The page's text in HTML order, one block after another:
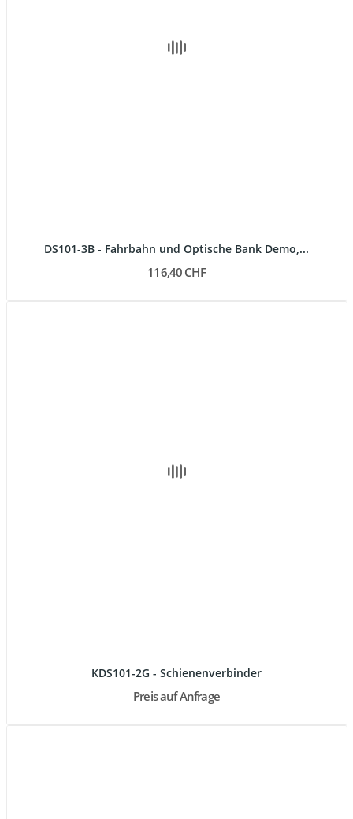
DS101-3B - Fahrbahn und Optische Bank Demo,...
116,40 CHF
KDS101-2G - Schienenverbinder
Preis auf Anfrage